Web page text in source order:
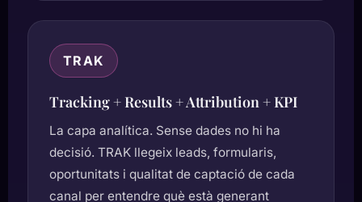
TRAK
Tracking + Results + Attribution + KPI
La capa analítica. Sense dades no hi ha
decisió. TRAK llegeix leads, formularis,
oportunitats i qualitat de captació de cada
canal per entendre què està generant